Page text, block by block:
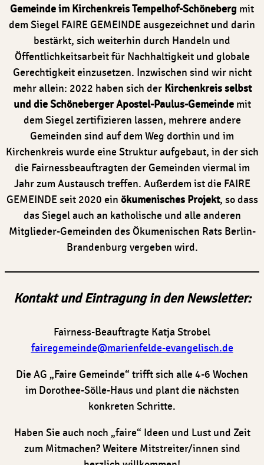
Gemeinde im Kirchenkreis Tempelhof-Schöneberg mit
dem Siegel FAIRE GEMEINDE ausgezeichnet und darin
bestärkt, sich weiterhin durch Handeln und
Öffentlichkeitsarbeit für Nachhaltigkeit und globale
Gerechtigkeit einzusetzen. Inzwischen sind wir nicht
mehr allein: 2022 haben sich der Kirchenkreis selbst
und die Schöneberger Apostel-Paulus-Gemeinde mit
dem Siegel zertifizieren lassen, mehrere andere
Gemeinden sind auf dem Weg dorthin und im
Kirchenkreis wurde eine Struktur aufgebaut, in der sich
die Fairnessbeauftragten der Gemeinden viermal im
Jahr zum Austausch treffen. Außerdem ist die FAIRE
GEMEINDE seit 2020 ein ökumenisches Projekt, so dass
das Siegel auch an katholische und alle anderen
Mitglieder-Gemeinden des Ökumenischen Rats Berlin-
Brandenburg vergeben wird.
Kontakt undEintragung in den Newsletter:
Fairness-Beauftragte Katja Strobel
fairegemeinde@marienfelde-evangelisch.de
Die AG „Faire Gemeinde“ trifft sich alle 4-6 Wochen
im Dorothee-Sölle-Haus und plant die nächsten
konkreten Schritte.
Haben Sie auch noch „faire“ Ideen und Lust und Zeit
zum Mitmachen? Weitere Mitstreiter/innen sind